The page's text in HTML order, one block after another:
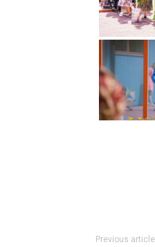
Previous article